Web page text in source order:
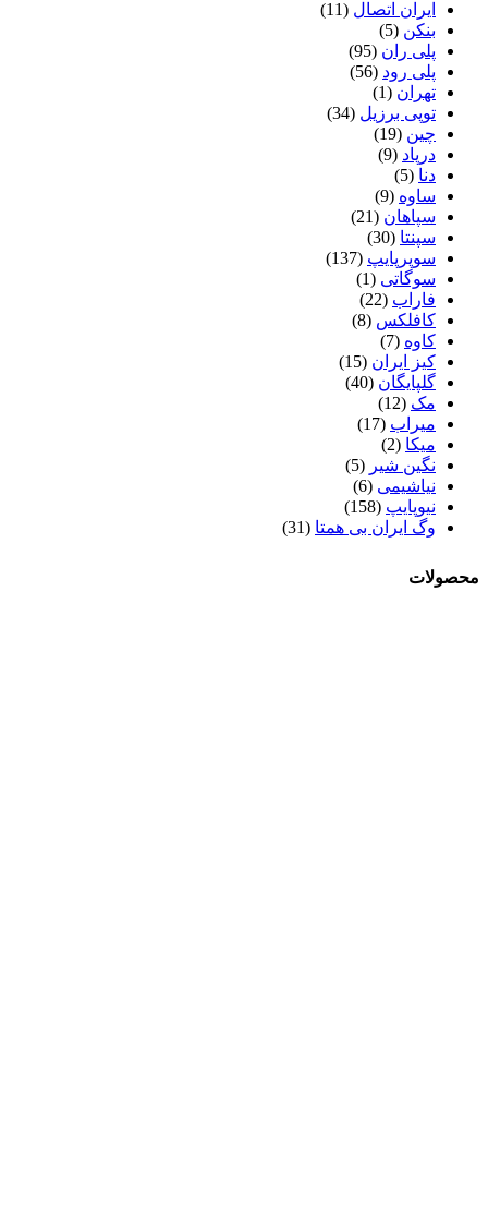
ایران اتصال (11)
بنکن (5)
پلی ران (95)
پلی رود (56)
تهران (1)
توپی برزیل (34)
چین (19)
درپاد (9)
دنا (5)
ساوه (9)
سپاهان (21)
سپنتا (30)
سوپرپایپ (137)
سوگاتی (1)
فاراب (22)
کافلکس (8)
کاوه (7)
کیز ایران (15)
گلپایگان (40)
مک (12)
میراب (17)
میکا (2)
نگین شیر (5)
نیاشیمی (6)
نیوپایپ (158)
وگ ایران بی همتا (31)
محصولات